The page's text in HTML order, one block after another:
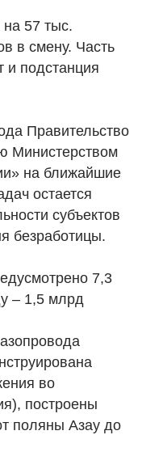
на 57 тыс.
в смену. Часть
и подстанция
Правительство
Министерством
на ближайшие
остается
субъектов
безработицы.
7,3
– 1,5 млрд
во
построены
поляны Азау до